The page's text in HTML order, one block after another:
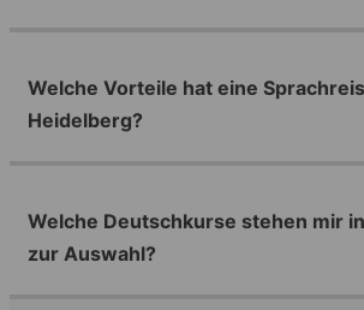
Welche Vorteile hat eine
Heidelberg?
Welche Deutschkurse stehen mir
zur Auswahl?